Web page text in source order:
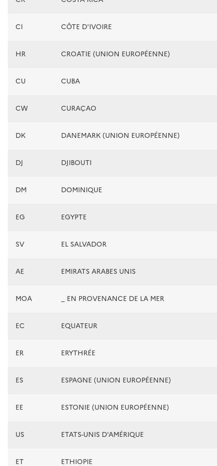
CI CÔTE D'IVOIRE
HR CROATIE (UNION EUROPÉENNE)
CU CUBA
CW CURAÇAO
DK DANEMARK (UNION EUROPÉENNE)
DJ DJIBOUTI
DM DOMINIQUE
EG EGYPTE
SV EL SALVADOR
AE EMIRATS ARABES UNIS
MOA _ EN PROVENANCE DE LA MER
EC EQUATEUR
ER ERYTHRÉE
ES ESPAGNE (UNION EUROPÉENNE)
EE ESTONIE (UNION EUROPÉENNE)
US ETATS-UNIS D'AMÉRIQUE
ET ETHIOPIE